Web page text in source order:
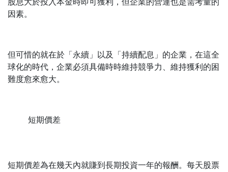
股息大於投入本金時即可獲利，但企業的營運也是需考量的
因素。
但可惜的就在於「永續」以及「持續配息」的企業，在這全
球化的時代，企業必須具備時時維持競爭力、維持獲利的困
難度愈來愈大。
短期價差
短期價差為在幾天內就賺到長期投資一年的報酬。每天股票